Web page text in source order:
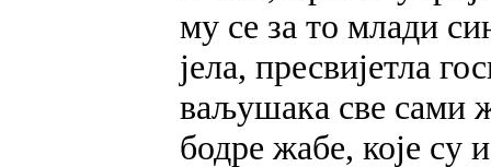
му се за то млади
јела, пресвијетла
ваљушака све сами
бодре жабе, које су